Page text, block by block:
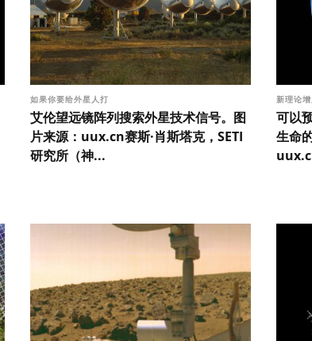
如果你要给外星人打
艾伦望远镜阵列搜索外星技术信号。图
片来源：uux.cn赛斯·肖斯塔克，SETI
研究所（神...
新理论
可以
生命